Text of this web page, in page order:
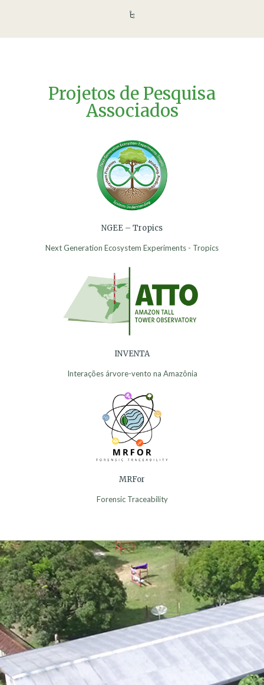
Projetos de Pesquisa
Associados
NGEE – Tropics
Next Generation Ecosystem Experiments - Tropics
INVENTA
Interações árvore-vento na Amazônia
MRFor
Forensic Traceability
INCT Madeiras da
Amazônia
Ciências Agrárias – Recursos
Florestais